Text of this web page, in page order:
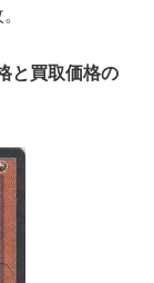
と買取価格の